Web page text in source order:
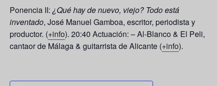
Ponencia II: ¿Qué hay de nuevo, viejo? Todo está
inventado, José Manuel Gamboa, escritor, periodista y
productor. (+info). 20:40 Actuación: –Al-Blanco & El Peli,
cantaor de Málaga & guitarrista de Alicante (+info).